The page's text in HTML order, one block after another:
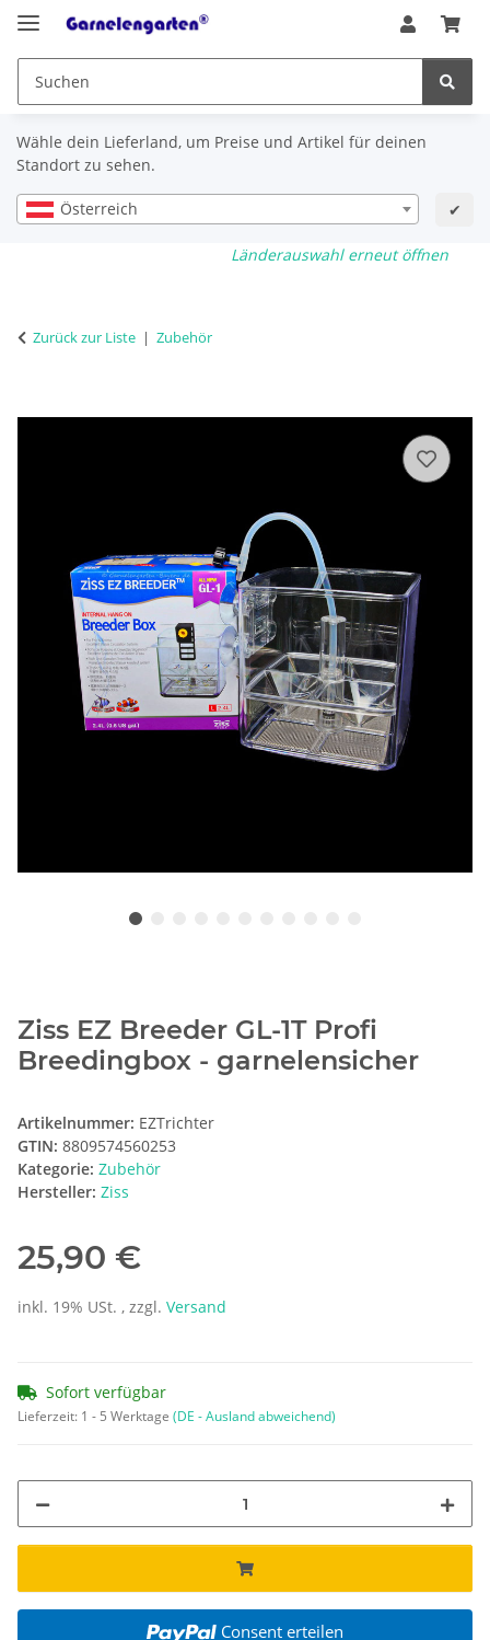
Wähle dein Lieferland, um Preise und Artikel für deinen
Standort zu sehen.
Österreich ✔
Länderauswahl erneut öffnen
Zurück zur Liste Zubehör
Ziss EZ Breeder GL-1T Profi
Breedingbox - garnelensicher
Artikelnummer: EZTrichter
GTIN: 8809574560253
Kategorie: Zubehör
Hersteller: Ziss
25,90 €
inkl. 19% USt. , zzgl. Versand
Sofort verfügbar
Lieferzeit: 1 - 5 Werktage (DE - Ausland abweichend)
Consent erteilen